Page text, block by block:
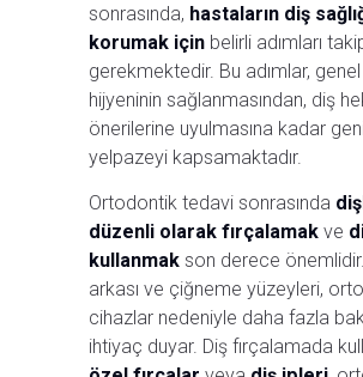
sonrasında, hastaların diş
korumak için belirli adımları
gerekmektedir. Bu adımlar, genel
hijyeninin sağlanmasından, diş
önerilerine uyulmasına kadar
yelpazeyi kapsamaktadır.
Ortodontik tedavi sonrasında
düzenli olarak fırçalamak ve
kullanmak son derece
arkası ve çiğneme yüzeyleri,
cihazlar nedeniyle daha fazla
ihtiyaç duyar. Diş fırçalamada